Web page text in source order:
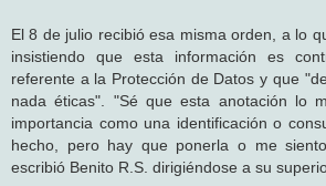
El 8 de julio recibió esa misma orden, a lo
insistiendo que esta información es
referente a la Protección de Datos y que
nada éticas". "Sé que esta anotación lo
importancia como una identificación o
hecho, pero hay que ponerla o me
escribió Benito R.S. dirigiéndose a su